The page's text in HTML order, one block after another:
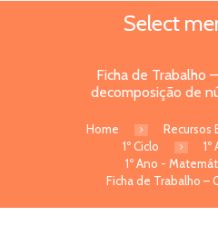
Select
Ficha de Trabalho
decomposição de
Home
Recursos
1º Ciclo
1º
1º Ano -
Ficha de Trabalho –